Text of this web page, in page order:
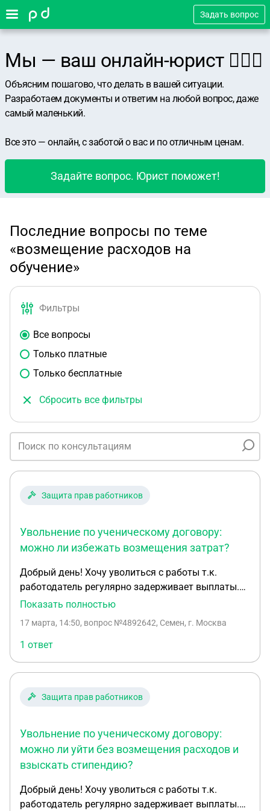
Задать вопрос
Мы — ваш онлайн-юрист 👨🏻‍⚖️
Объясним пошагово, что делать в вашей ситуации.
Разработаем документы и ответим на любой вопрос, даже
самый маленький.
Все это — онлайн, с заботой о вас и по отличным ценам.
Задайте вопрос. Юрист поможет!
Последние вопросы по теме
«возмещение расходов на
обучение»
Фильтры
Все вопросы
Только платные
Только бесплатные
Сбросить все фильтры
Защита прав работников
Увольнение по ученическому договору:
можно ли избежать возмещения затрат?
Добрый день! Хочу уволиться с работы т.к.
работодатель регулярно задерживает выплаты.
Устроился по ученическому договору с 25.11.25,
точно такой же договор с другими датами. (учусь
в университете) боюсь что потребуют возместить
затраты на «обучение» после моего увольнения.
При подписании договора пункт про возмещение
сейчас его там нет. Но прочитал о том что
пункт, несмотря на его отсутствие в тексте
договора. Напрягает пункт (7.3) Есть ли у меня
шансы уйти без долга? И могу ли я обратиться в
по «стипендии» Ниже прикреплю текст договора:
1. Предмет договора 1.1. В соответствии с
Показать полностью
17 марта, 14:50, вопрос №4892642, Семен, г. Москва
1 ответ
Защита прав работников
Увольнение по ученическому договору:
можно ли уйти без возмещения расходов и
взыскать стипендию?
Добрый день! Хочу уволиться с работы т.к.
работодатель регулярно задерживает выплаты.